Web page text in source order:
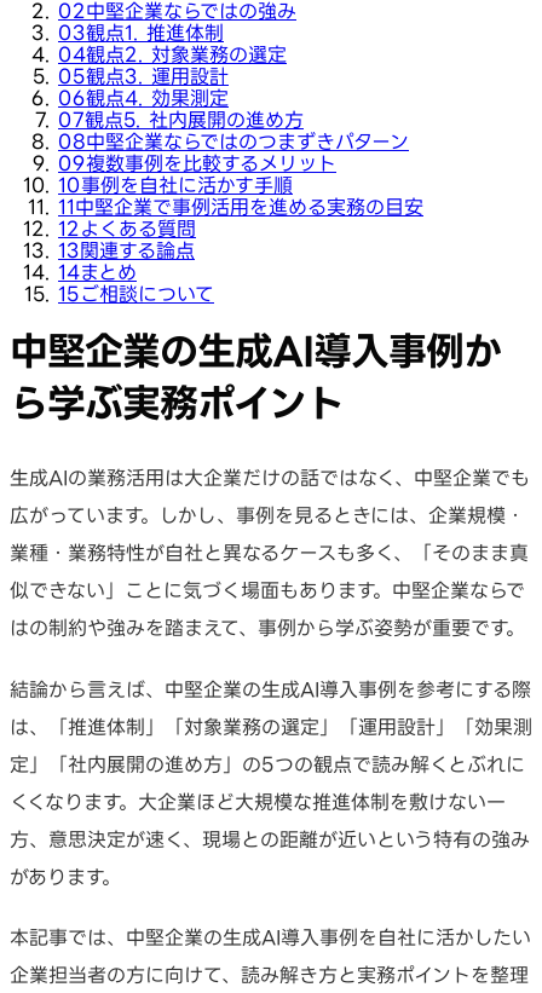
02中堅企業ならではの強み
03観点1. 推進体制
04観点2. 対象業務の選定
05観点3. 運用設計
06観点4. 効果測定
07観点5. 社内展開の進め方
08中堅企業ならではのつまずきパターン
09複数事例を比較するメリット
10事例を自社に活かす手順
11中堅企業で事例活用を進める実務の目安
12 よくある質問
13関連する論点
14まとめ
15ご相談について
中堅企業の生成AI導入事例か
ら学ぶ実務ポイント
生成AIの業務活用は大企業だけの話ではなく、中堅企業でも
広がっています。しかし、事例を見るときには、企業規模・
業種・業務特性が自社と異なるケースも多く、「そのまま真
似できない」ことに気づく場面もあります。中堅企業ならで
はの制約や強みを踏まえて、事例から学ぶ姿勢が重要です。
結論から言えば、中堅企業の生成AI導入事例を参考にする際
は、「推進体制」「対象業務の選定」「運用設計」「効果測
定」「社内展開の進め方」の5つの観点で読み解くとぶれに
くくなります。大企業ほど大規模な推進体制を敷けない一
方、意思決定が速く、現場との距離が近いという特有の強み
があります。
本記事では、中堅企業の生成AI導入事例を自社に活かしたい
企業担当者の方に向けて、読み解き方と実務ポイントを整理